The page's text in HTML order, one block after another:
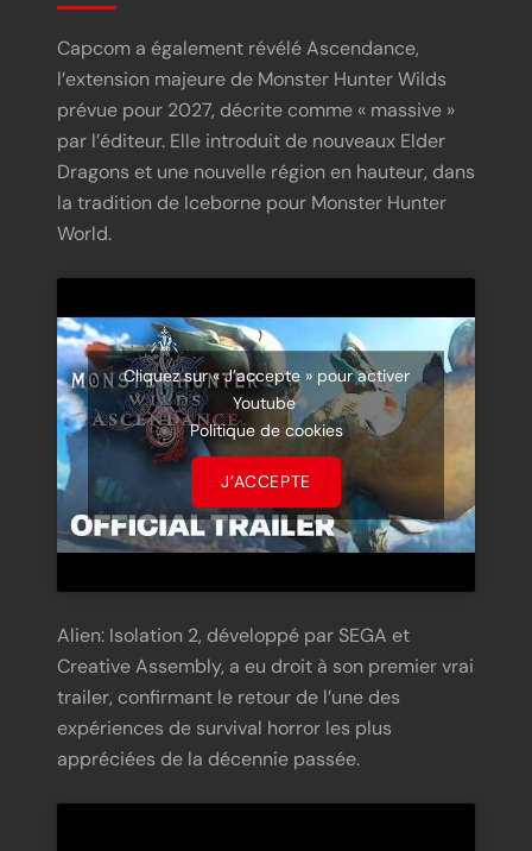
Capcom a également révélé Ascendance,
l’extension majeure de Monster Hunter Wilds
prévue pour 2027, décrite comme « massive »
par l’éditeur. Elle introduit de nouveaux Elder
Dragons et une nouvelle région en hauteur, dans
la tradition de Iceborne pour Monster Hunter
World.
Cliquez sur « J’accepte » pour activer
Youtube
Politique de cookies
J’ACCEPTE
Alien: Isolation 2, développé par SEGA et
Creative Assembly, a eu droit à son premier vrai
trailer, confirmant le retour de l’une des
expériences de survival horror les plus
appréciées de la décennie passée.